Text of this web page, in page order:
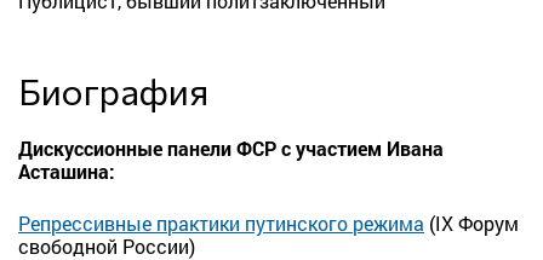
Биография
Дискуссионные панели ФСР с участием Ивана
Асташина:
Репрессивные практики путинского режима (IX Форум
свободной России)